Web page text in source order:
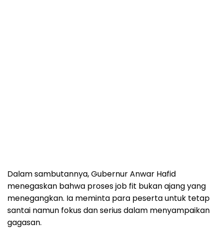
Dalam sambutannya, Gubernur Anwar Hafid
menegaskan bahwa proses job fit bukan ajang yang
menegangkan. Ia meminta para peserta untuk tetap
santai namun fokus dan serius dalam menyampaikan
gagasan.